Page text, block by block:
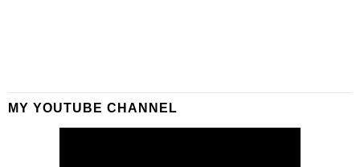
MY YOUTUBE CHANNEL